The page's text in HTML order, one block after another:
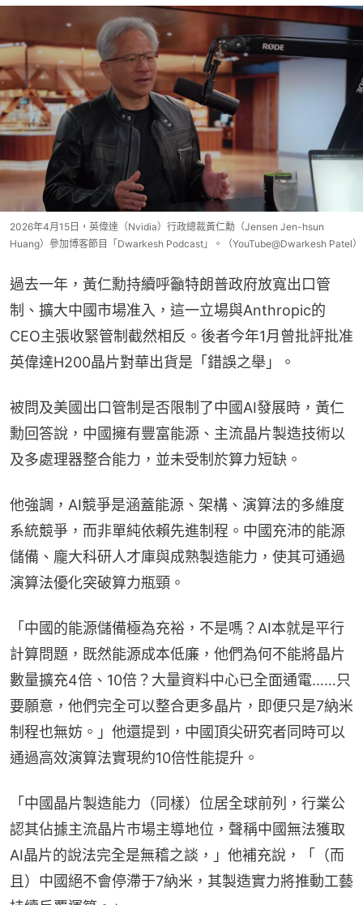
2026年4月15日，英偉達（Nvidia）行政總裁黃仁勳（Jensen Jen-hsun
Huang）參加博客節目「Dwarkesh Podcast」。（YouTube@Dwarkesh Patel）
過去一年，黃仁勳持續呼籲特朗普政府放寬出口管
制、擴大中國市場准入，這一立場與Anthropic的
CEO主張收緊管制截然相反。後者今年1月曾批評批准
英偉達H200晶片對華出貨是「錯誤之舉」。
被問及美國出口管制是否限制了中國AI發展時，黃仁
勳回答說，中國擁有豐富能源、主流晶片製造技術以
及多處理器整合能力，並未受制於算力短缺。
他強調，AI競爭是涵蓋能源、架構、演算法的多維度
系統競爭，而非單純依賴先進制程。中國充沛的能源
儲備、龐大科研人才庫與成熟製造能力，使其可通過
演算法優化突破算力瓶頸。
「中國的能源儲備極為充裕，不是嗎？AI本就是平行
計算問題，既然能源成本低廉，他們為何不能將晶片
數量擴充4倍、10倍？大量資料中心已全面通電……只
要願意，他們完全可以整合更多晶片，即便只是7納米
制程也無妨。」他還提到，中國頂尖研究者同時可以
通過高效演算法實現約10倍性能提升。
「中國晶片製造能力（同樣）位居全球前列，行業公
認其佔據主流晶片市場主導地位，聲稱中國無法獲取
AI晶片的說法完全是無稽之談，」他補充說，「（而
且）中國絕不會停滯于7納米，其製造實力將推動工藝